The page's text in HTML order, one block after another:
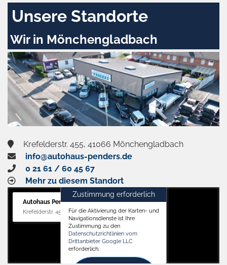
Unsere Standorte
Wir in Mönchengladbach
Krefelderstr. 455, 41066 Mönchengladbach
info@autohaus-penders.de
0 21 61 / 60 45 67
Mehr zu diesem Standort
Autohaus Penders (Verkauf)
Krefelderstr. 455, 41066 Mönchengladbach
Zustimmung erforderlich
Für die Aktivierung der Karten- und
Navigationsdienste ist Ihre
Zustimmung zu den
Datenschutzrichtlinien vom
Drittanbieter Google LLC
erforderlich.